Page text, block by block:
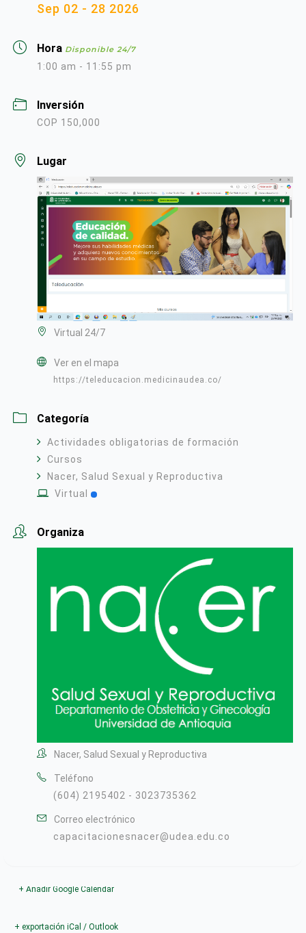
Sep 02 - 28 2026
Hora Disponible 24/7
1:00 am - 11:55 pm
Inversión
COP 150,000
Lugar
Virtual 24/7
Ver en el mapa
https://teleducacion.medicinaudea.co/
Categoría
Actividades obligatorias de formación
Cursos
Nacer, Salud Sexual y Reproductiva
Virtual
Organiza
Nacer, Salud Sexual y Reproductiva
Teléfono
(604) 2195402 - 3023735362
Correo electrónico
capacitacionesnacer@udea.edu.co
+ Añadir Google Calendar
+ exportación iCal / Outlook